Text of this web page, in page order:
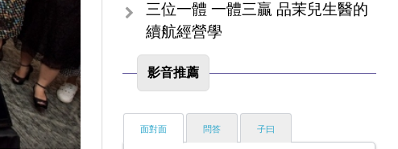
三位一體 一體三贏 品茉兒生醫的
續航經營學
影音推薦
面對面 問答 子曰